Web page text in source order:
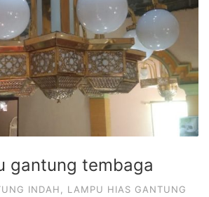
gantung tembaga
INDAH, LAMPU HIAS GANTUNG